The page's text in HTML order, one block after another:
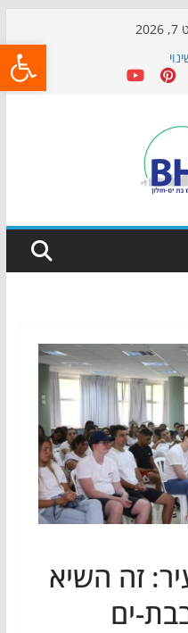
את הגינות: מאות משפחות
גמר המונדיאל בטרמינל
הריביירה הופך למרחב
זה השיא
ים